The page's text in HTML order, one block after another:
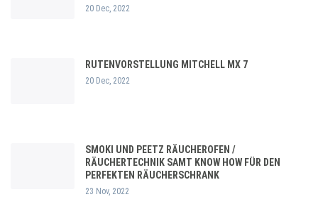
20 Dec, 2022
RUTENVORSTELLUNG MITCHELL MX 7
20 Dec, 2022
SMOKI UND PEETZ RÄUCHEROFEN /
RÄUCHERTECHNIK SAMT KNOW HOW FÜR DEN
PERFEKTEN RÄUCHERSCHRANK
23 Nov, 2022